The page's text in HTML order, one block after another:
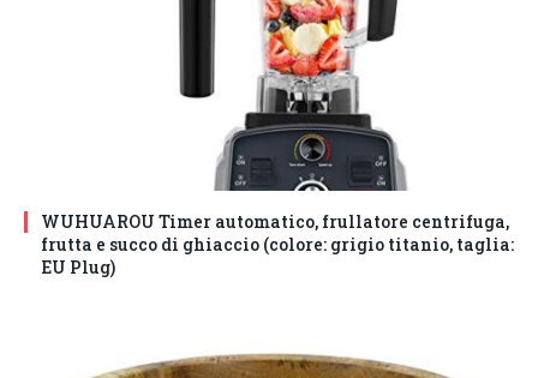
WUHUAROU Timer automatico, frullatore centrifuga,
frutta e succo di ghiaccio (colore: grigio titanio, taglia:
EU Plug)